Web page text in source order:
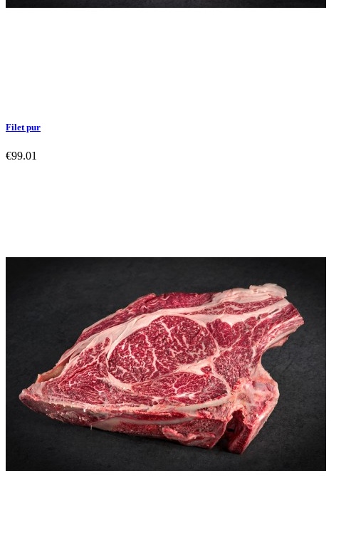
Filet pur
€99.01